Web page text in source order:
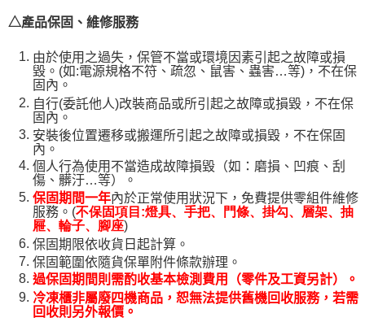
△產品保固、維修服務
由於使用之過失，保管不當或環境因素引起之故障或損
毀。(如:電源規格不符、疏忽、鼠害、蟲害…等)，不在保
固內。
自行(委託他人)改裝商品或所引起之故障或損毀，不在保
固內。
安裝後位置遷移或搬運所引起之故障或損毀，不在保固
內。
個人行為使用不當造成故障損毀（如：磨損、凹痕、刮
傷、髒汙…等）。
保固期間一年內於正常使用狀況下，免費提供零組件維修
服務。(不保固項目:燈具、手把、門條、掛勾、層架、抽
屜、輪子、腳座)
保固期限依收貨日起計算。
保固範圍依隨貨保單附件條款辦理。
過保固期間則需酌收基本檢測費用（零件及工資另計）。
冷凍櫃非屬廢四機商品，恕無法提供舊機回收服務，若需
回收則另外報價。